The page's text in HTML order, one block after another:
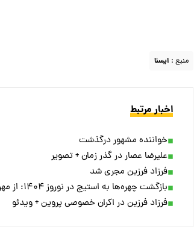
منبع : ايسنا
اخبار مرتبط
خواننده مشهور درگذشت
علیرضا عصار در گذر زمان + تصویر
فرزاد فرزین مجری شد
بازگشت چهره‌ها به استیج در نوروز ۱۴۰۴: از مهران مدیری تا مهراد جم و محمدرضا گلزار + تصویر
فرزاد فرزین در اکران خصوصی پروین + ویدئو